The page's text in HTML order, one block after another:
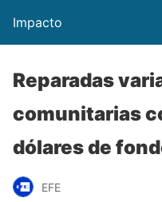
Impacto
Reparadas
comunitarias
dólares de
EFE